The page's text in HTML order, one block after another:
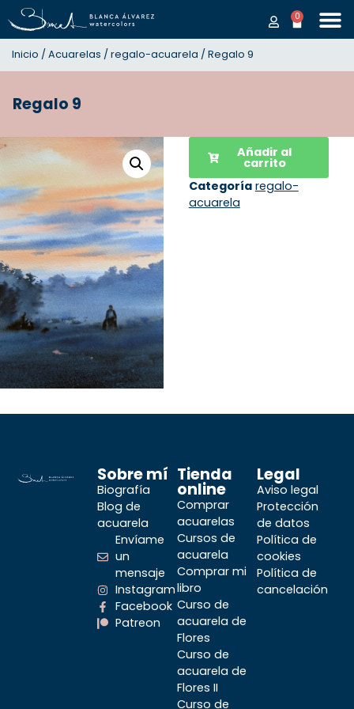
0
Inicio / Acuarelas / regalo-acuarela / Regalo 9
Regalo 9
Añadir al
carrito
Categoría regalo-
acuarela
Sobre mí
Biografía
Blog de
acuarela
Envíame
un
mensaje
Instagram
Facebook
Patreon
Tienda
online
Comprar
acuarelas
Cursos de
acuarela
Comprar mi
libro
Curso de
acuarela de
Flores
Curso de
acuarela de
Flores II
Curso de
Legal
Aviso legal
Protección
de datos
Política de
cookies
Política de
cancelación